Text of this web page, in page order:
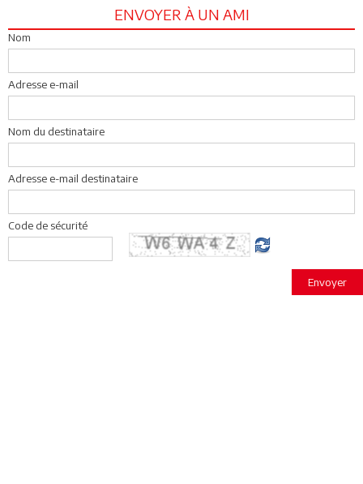
ENVOYER À UN AMI
Nom
Adresse e-mail
Nom du destinataire
Adresse e-mail destinataire
Code de sécurité
Envoyer